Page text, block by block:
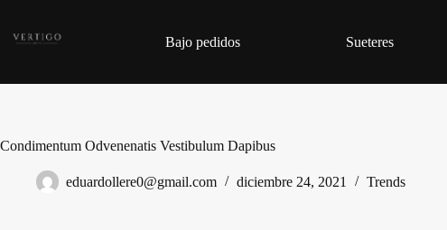
contenido
Bajo pedidos Sueteres
Condimentum Odvenenatis Vestibulum Dapibus
eduardollere0@gmail.com diciembre 24, 2021 Trends